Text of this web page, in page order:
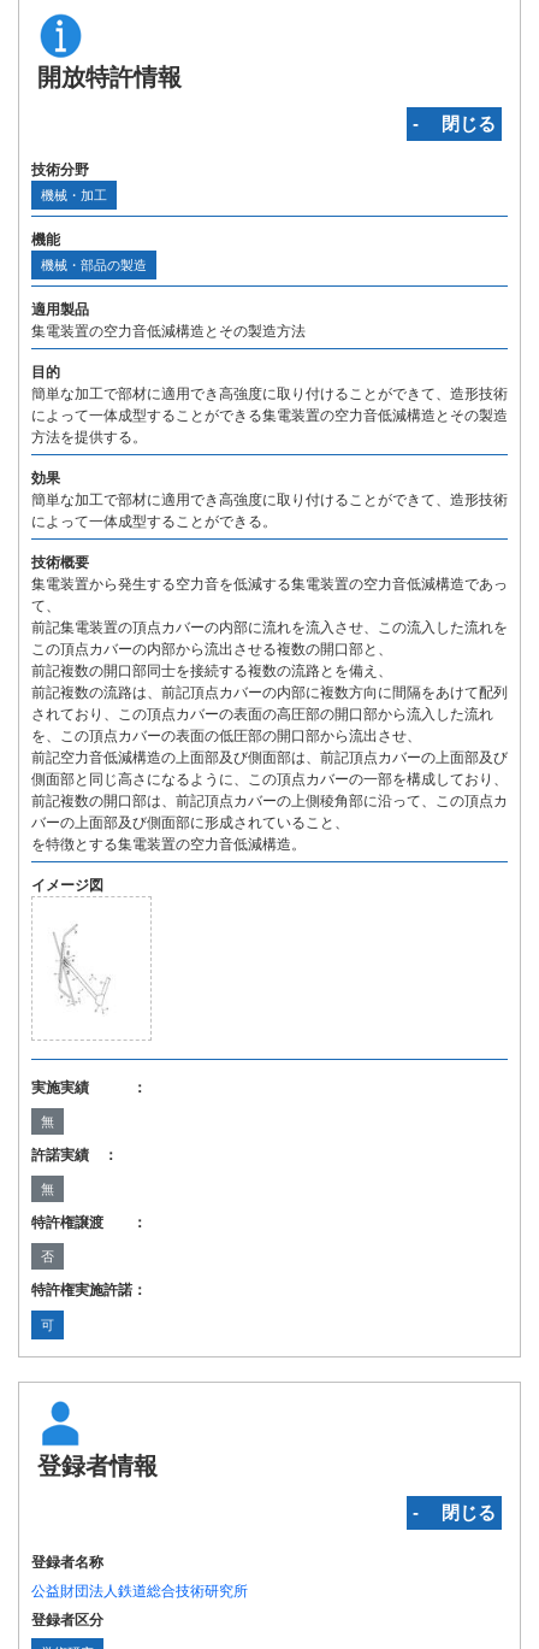
開放特許情報
‐ 閉じる
技術分野
機械・加工
機能
機械・部品の製造
適用製品
集電装置の空力音低減構造とその製造方法
目的
簡単な加工で部材に適用でき高強度に取り付けることができて、造形技術
によって一体成型することができる集電装置の空力音低減構造とその製造
方法を提供する。
効果
簡単な加工で部材に適用でき高強度に取り付けることができて、造形技術
によって一体成型することができる。
技術概要
集電装置から発生する空力音を低減する集電装置の空力音低減構造であっ
て、
前記集電装置の頂点カバーの内部に流れを流入させ、この流入した流れを
この頂点カバーの内部から流出させる複数の開口部と、
前記複数の開口部同士を接続する複数の流路とを備え、
前記複数の流路は、前記頂点カバーの内部に複数方向に間隔をあけて配列
されており、この頂点カバーの表面の高圧部の開口部から流入した流れ
を、この頂点カバーの表面の低圧部の開口部から流出させ、
前記空力音低減構造の上面部及び側面部は、前記頂点カバーの上面部及び
側面部と同じ高さになるように、この頂点カバーの一部を構成しており、
前記複数の開口部は、前記頂点カバーの上側稜角部に沿って、この頂点カ
バーの上面部及び側面部に形成されていること、
を特徴とする集電装置の空力音低減構造。
イメージ図
実施実績 ：
無
許諾実績 ：
無
特許権譲渡 ：
否
特許権実施許諾：
可
登録者情報
‐ 閉じる
登録者名称
公益財団法人鉄道総合技術研究所
登録者区分